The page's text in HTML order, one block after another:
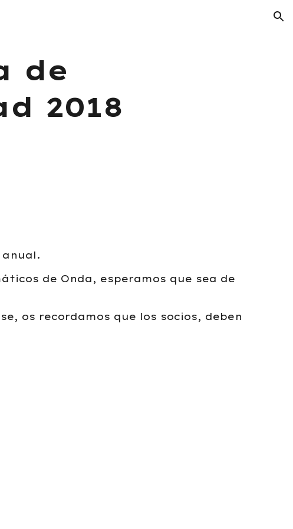
de
2018
de Onda, esperamos que sea de
os recordamos que los socios, deben